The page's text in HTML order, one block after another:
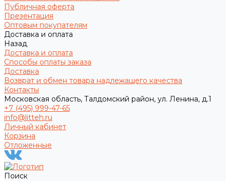
Публичная оферта
Презентация
Оптовым покупателям
Доставка и оплата
Назад
Доставка и оплата
Способы оплаты заказа
Доставка
Возврат и обмен товара надлежащего качества
Контакты
Московская область, Талдомский район, ул. Ленина, д.1
+7 (495) 999-47-65
info@litteh.ru
Личный кабинет
Корзина
Отложенные
Поиск